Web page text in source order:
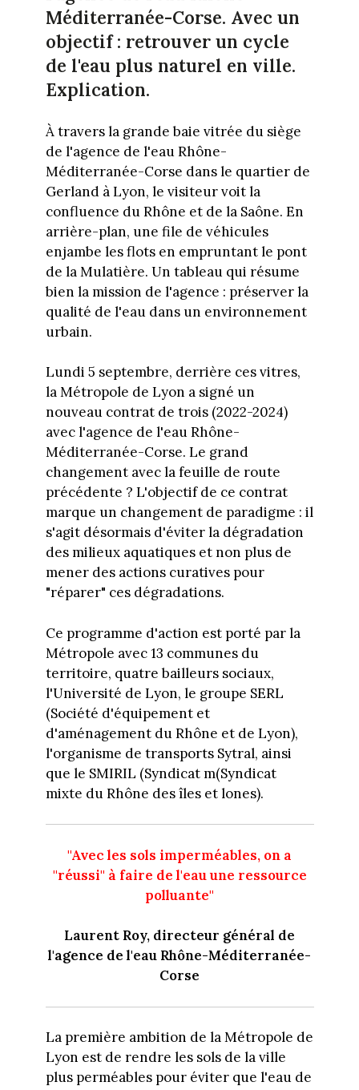
Méditerranée-Corse. Avec un
objectif : retrouver un cycle
de l'eau plus naturel en ville.
Explication.
À travers la grande baie vitrée du siège
de l'agence de l'eau Rhône-
Méditerranée-Corse dans le quartier de
Gerland à Lyon, le visiteur voit la
confluence du Rhône et de la Saône. En
arrière-plan, une file de véhicules
enjambe les flots en empruntant le pont
de la Mulatière. Un tableau qui résume
bien la mission de l'agence : préserver la
qualité de l'eau dans un environnement
urbain.
Lundi 5 septembre, derrière ces vitres,
la Métropole de Lyon a signé un
nouveau contrat de trois (2022-2024)
avec l'agence de l'eau Rhône-
Méditerranée-Corse. Le grand
changement avec la feuille de route
précédente ? L'objectif de ce contrat
marque un changement de paradigme : il
s'agit désormais d'éviter la dégradation
des milieux aquatiques et non plus de
mener des actions curatives pour
"réparer" ces dégradations.
Ce programme d'action est porté par la
Métropole avec 13 communes du
territoire, quatre bailleurs sociaux,
l'Université de Lyon, le groupe SERL
(Société d'équipement et
d'aménagement du Rhône et de Lyon),
l'organisme de transports Sytral, ainsi
que le SMIRIL (Syndicat m(Syndicat
mixte du Rhône des îles et lones).
"Avec les sols imperméables, on a
"réussi" à faire de l'eau une ressource
polluante"
Laurent Roy, directeur général de
l'agence de l'eau Rhône-Méditerranée-
Corse
La première ambition de la Métropole de
Lyon est de rendre les sols de la ville
plus perméables pour éviter que l'eau de